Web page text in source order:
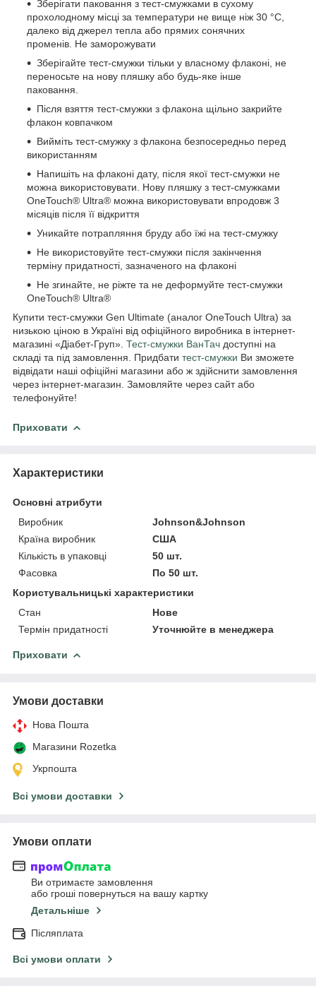
Зберігати паковання з тест-смужками в сухому
прохолодному місці за температури не вище ніж 30 °C,
далеко від джерел тепла або прямих сонячних
променів. Не заморожувати
Зберігайте тест-смужки тільки у власному флаконі, не
переносьте на нову пляшку або будь-яке інше
паковання.
Після взяття тест-смужки з флакона щільно закрийте
флакон ковпачком
Вийміть тест-смужку з флакона безпосередньо перед
використанням
Напишіть на флаконі дату, після якої тест-смужки не
можна використовувати. Нову пляшку з тест-смужками
OneTouch® Ultra® можна використовувати впродовж 3
місяців після її відкриття
Уникайте потрапляння бруду або їжі на тест-смужку
Не використовуйте тест-смужки після закінчення
терміну придатності, зазначеного на флаконі
Не згинайте, не ріжте та не деформуйте тест-смужки
OneTouch® Ultra®
Купити тест-смужки Gen Ultimate (аналог OneTouch Ultra) за
низькою ціною в Україні від офіційного виробника в інтернет-
магазині «Діабет-Груп». Тест-смужки ВанТач доступні на
складі та під замовлення. Придбати тест-смужки Ви зможете
відвідати наші офіційні магазини або ж здійснити замовлення
через інтернет-магазин. Замовляйте через сайт або
телефонуйте!
Приховати
Характеристики
Основні атрибути
Виробник
Johnson&Johnson
Країна виробник
США
Кількість в упаковці
50 шт.
Фасовка
По 50 шт.
Користувальницькі характеристики
Стан
Нове
Термін придатності
Уточнюйте в менеджера
Приховати
Умови доставки
Нова Пошта
Магазини Rozetka
Укрпошта
Всі умови доставки
Умови оплати
Ви отримаєте замовлення
або гроші повернуться на вашу картку
Детальніше
Післяплата
Всі умови оплати